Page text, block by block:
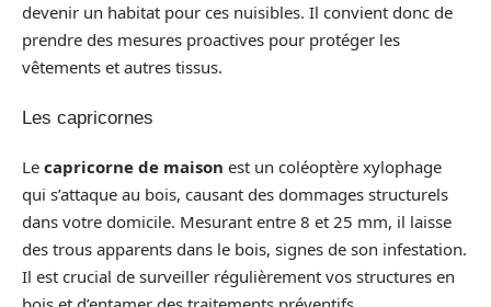
devenir un habitat pour ces nuisibles. Il convient donc de
prendre des mesures proactives pour protéger les
vêtements et autres tissus.
Les capricornes
Le capricorne de maison est un coléoptère xylophage
qui s’attaque au bois, causant des dommages structurels
dans votre domicile. Mesurant entre 8 et 25 mm, il laisse
des trous apparents dans le bois, signes de son infestation.
Il est crucial de surveiller régulièrement vos structures en